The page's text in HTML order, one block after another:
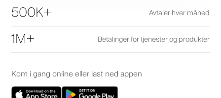
500K+ Avtaler hver måned
1M+ Betalinger for tjenester og produkter
Kom i gang online eller last ned appen